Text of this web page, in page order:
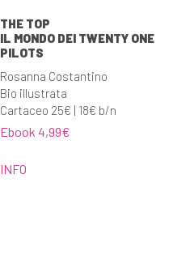
THE TOP
IL MONDO DEI TWENTY ONE
PILOTS
Rosanna Costantino
Bio illustrata
Cartaceo 25€ | 18€ b/n
Ebook 4,99€
INFO